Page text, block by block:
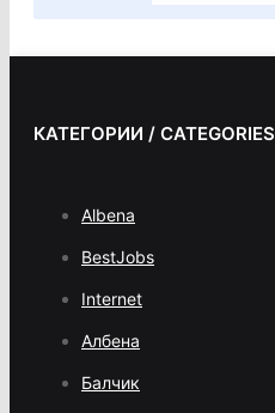
КАТЕГОРИИ / CATEGORIES
Albena
BestJobs
Internet
Албена
Балчик